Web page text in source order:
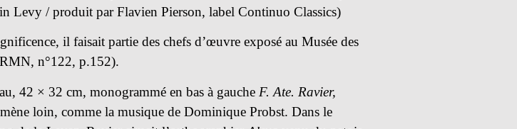
Levy / produit par Flavien Pierson, label Continuo Classics)
il faisait partie des chefs d’œuvre exposé au Musée des
n°122, p.152).
42 × 32 cm, monogrammé en bas à gauche F. Ate. Ravier,
loin, comme la musique de Dominique Probst. Dans le